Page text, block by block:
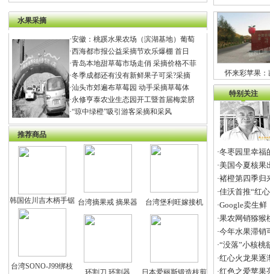
水果采摘
·安徽：桃蹊水果农场（滨湖基地）葡萄
·西海都市报公益采摘节欢乐爆棚 首日
·青岛本地甜草莓市场走俏 采摘价格不菲
·冬季成都还有没有新鲜果子可采?采摘
·汕头市郊遍布草莓园 动手采摘草莓体
·永修亨泰农业生态园开工暨首届梅棠脐
·“琼中绿橙”吸引游客采摘和采风
推荐商品
韩国佐川吉木柄手锯 台湾摘果戒 摘果器 台湾堡利旺嫁接机
台湾SONO-J99绑枝
环割刀 环割器 日本爱丽斯锻造枝剪
怀来彩苹果
特别关注
·冬枣园里幸福
·美国今夏核果
·褚橙第四季归
·佳沃首推“红
·Google卖生
·果农网销猕猴
·今年水果滞
·“没落”小核桃
·红心火龙果逐
·红色之爱苹果